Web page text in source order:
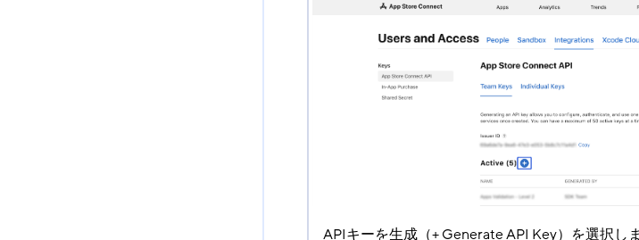
APIキーを生成（+ Generate API Key）を選択しま